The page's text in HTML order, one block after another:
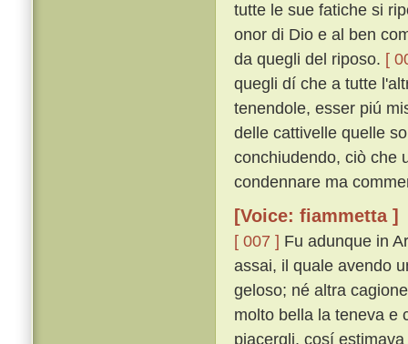
tutte le sue fatiche si
onor di Dio e al ben
da quegli del riposo. [
quegli dí che a tutte
tenendole, esser piú
delle cattivelle quelle
conchiudendo, ciò che
condennare ma
[Voice: fiammetta ]
[ 007 ] Fu adunque in
assai, il quale avendo
geloso; né altra
molto bella la teneva e
piacergli, cosí